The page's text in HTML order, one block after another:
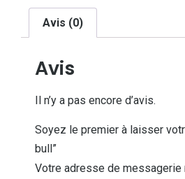
Avis (0)
Avis
Il n’y a pas encore d’avis.
Soyez le premier à laisser
bull”
Votre adresse de messagerie